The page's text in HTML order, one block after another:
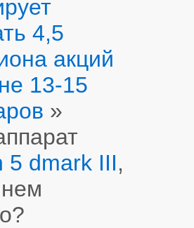
4,5
акций
13-15
»
5 dmark III,